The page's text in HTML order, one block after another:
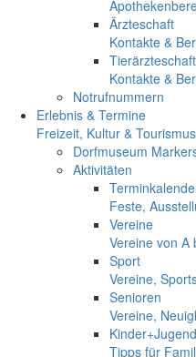
Ärzteschaft
Kontakte &
Tierärzteschaft
Kontakte &
Notrufnummern
Erlebnis & Termine
Freizeit, Kultur & Tourismus
Dorfmuseum
Aktivitäten
Feste,
Vereine
Vereine von A
Sport
Vereine,
Senioren
Vereine,
Tipps für